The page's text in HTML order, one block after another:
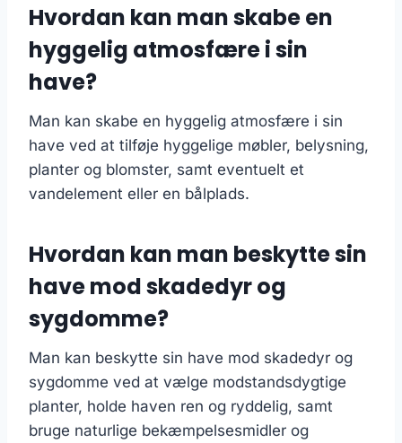
Hvordan kan man skabe en
hyggelig atmosfære i sin
have?
Man kan skabe en hyggelig atmosfære i sin
have ved at tilføje hyggelige møbler, belysning,
planter og blomster, samt eventuelt et
vandelement eller en bålplads.
Hvordan kan man beskytte sin
have mod skadedyr og
sygdomme?
Man kan beskytte sin have mod skadedyr og
sygdomme ved at vælge modstandsdygtige
planter, holde haven ren og ryddelig, samt
bruge naturlige bekæmpelsesmidler og